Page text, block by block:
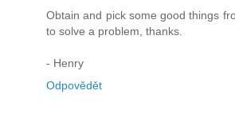
Obtain and pick some good things
to solve a problem, thanks.
- Henry
Odpovědět